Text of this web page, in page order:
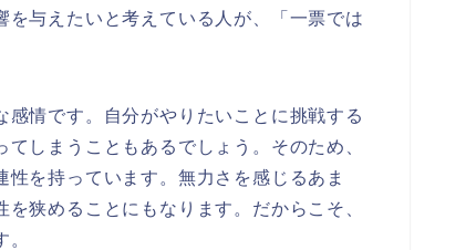
与えたいと考えている人が、「一票では
情です。自分がやりたいことに挑戦する
しまうこともあるでしょう。そのため、
を持っています。無力さを感じるあま
狭めることにもなります。だからこそ、